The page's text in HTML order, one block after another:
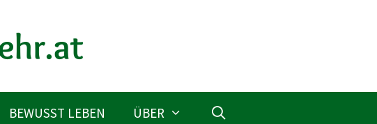
BEWUSST LEBEN ÜBER